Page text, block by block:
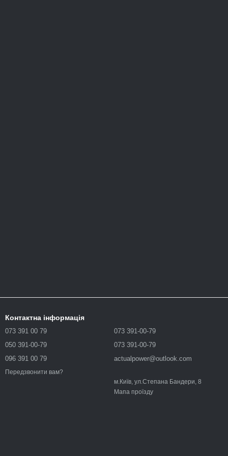
Контактна інформація
073 391 00 79
050 391-00-79
096 391 00 79
Передзвонити вам?
073 391-00-79
073 391-00-79
actualpower@outlook.com
м.Київ, ул.Степана Бандери, 8
Мапа проїзду